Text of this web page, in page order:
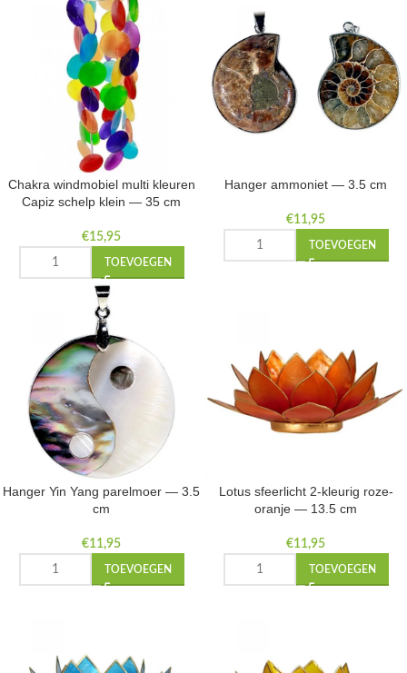
Chakra windmobiel multi kleuren
Capiz schelp klein — 35 cm
€15,95
TOEVOEGEN
Hanger ammoniet — 3.5 cm
€11,95
TOEVOEGEN
Hanger Yin Yang parelmoer — 3.5
cm
€11,95
TOEVOEGEN
Lotus sfeerlicht 2-kleurig roze-
oranje — 13.5 cm
€11,95
TOEVOEGEN